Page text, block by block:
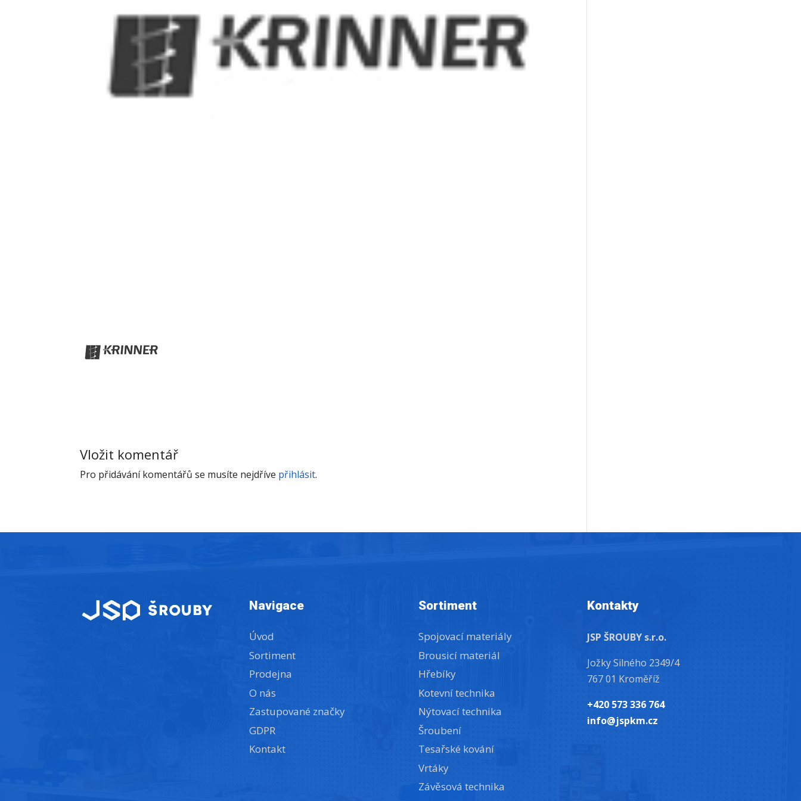
Vložit komentář
Pro přidávání komentářů se musíte nejdříve přihlásit.
Navigace
Úvod
Sortiment
Prodejna
O nás
Zastupované značky
GDPR
Kontakt
Sortiment
Spojovací materiály
Brousicí materiál
Hřebíky
Kotevní technika
Nýtovací technika
Šroubení
Tesařské kování
Vrtáky
Závěsová technika
Kontakty
JSP ŠROUBY s.r.o.
Jožky Silného 2349/4
767 01 Kroměříž
+420 573 336 764
info@jspkm.cz